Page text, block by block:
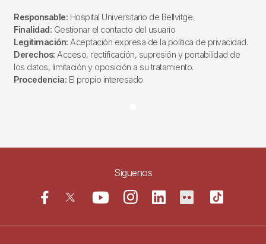
Responsable: Hospital Universitario de Bellvitge.
Finalidad: Gestionar el contacto del usuario
Legitimación: Aceptación expresa de la política de privacidad.
Derechos: Acceso, rectificación, supresión y portabilidad de
los datos, limitación y oposición a su tratamiento.
Procedencia: El propio interesado.
Siguenos